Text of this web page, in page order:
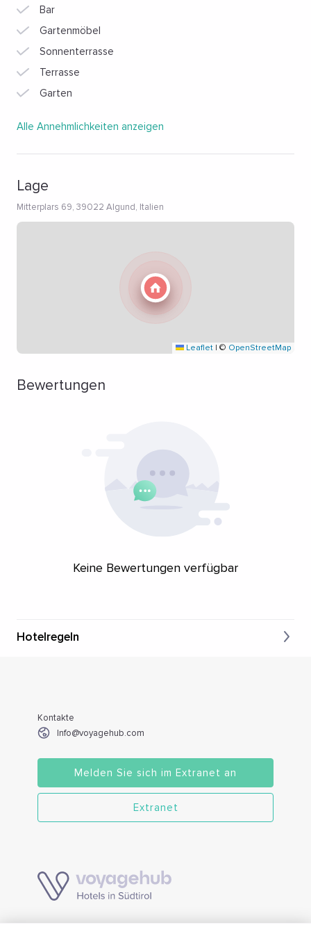
Bar
Gartenmöbel
Sonnenterrasse
Terrasse
Garten
Alle Annehmlichkeiten anzeigen
Lage
Mitterplars 69, 39022 Algund, Italien
Leaflet | © OpenStreetMap
Bewertungen
Keine Bewertungen verfügbar
Hotelregeln
Kontakte
Info@voyagehub.com
Melden Sie sich im Extranet an
Extranet